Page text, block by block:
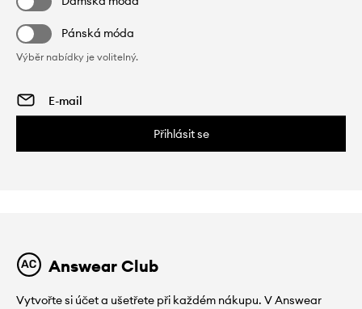
Pánská móda
Výběr nabídky je volitelný.
Přihlásit se
Answear Club
Vytvořte si účet a ušetřete při každém nákupu. V Answear